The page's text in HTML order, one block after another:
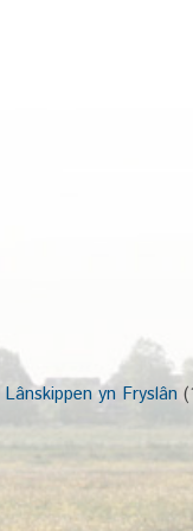
Lânskippen yn Fryslân